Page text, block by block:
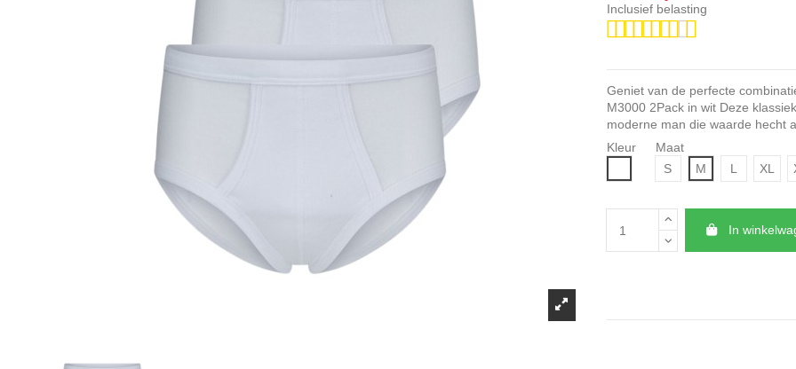
Inclusief belasting
Geniet van de perfecte
M3000 2Pack in wit Deze
moderne man die waarde hecht
Kleur
Maat
S
M L XL
In